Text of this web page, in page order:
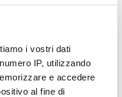
i vostri dati
IP, utilizzando
e accedere
al fine di
Tables